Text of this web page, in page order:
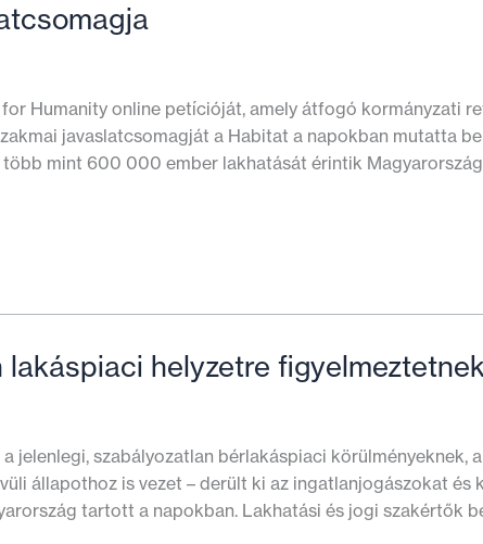
Humanity online petícióját, amely átfogó kormányzati
javaslatcsomagját a Habitat a napokban mutatta
mint 600 000 ember lakhatását érintik
helyzetre
jelenlegi, szabályozatlan bérlakáspiaci körülményeknek,
állapothoz is vezet – derült ki az ingatlanjogászokat
tartott a napokban. Lakhatási és jogi szakértők